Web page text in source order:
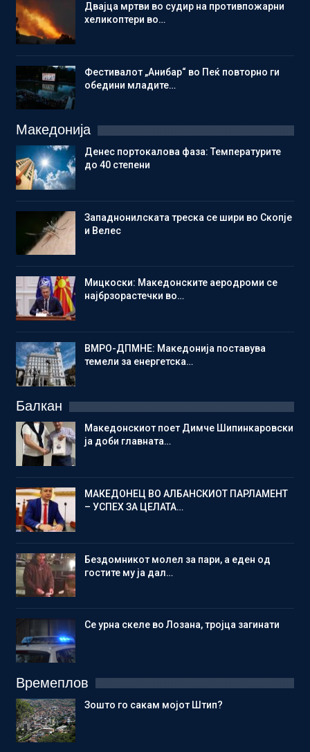
Двајца мртви во судир на противпожарни
хеликоптери во…
Фестивалот „Анибар“ во Пеќ повторно ги
обедини младите…
Македонија
Денес портокалова фаза: Температурите
до 40 степени
Западнонилската треска се шири во Скопје
и Велес
Мицкоски: Македонските аеродроми се
најбрзорастечки во…
ВМРО-ДПМНЕ: Македонија поставува
темели за енергетска…
Балкан
Македонскиот поет Димче Шипинкаровски
ја доби главната…
МАКЕДОНЕЦ ВО АЛБАНСКИОТ ПАРЛАМЕНТ
– УСПЕХ ЗА ЦЕЛАТА…
Бездомникот молел за пари, а еден од
гостите му ја дал…
Се урна скеле во Лозана, тројца загинати
Времеплов
Зошто го сакам мојот Штип?